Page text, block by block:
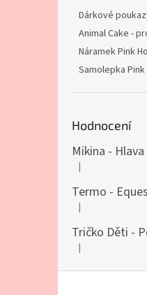
Dárkové
Animal Cake -
Náramek Pink
Samolepka
Hodnocení
Mikina - Hlava
Hodnocení
|
Termo -
Hodnocení
|
Tričko Děti -
Hodnocení
|